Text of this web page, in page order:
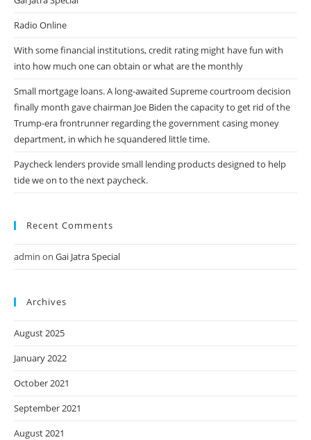
Radio Online
With some financial institutions, credit rating might have fun with
into how much one can obtain or what are the monthly
Small mortgage loans. A long-awaited Supreme courtroom decision
finally month gave chairman Joe Biden the capacity to get rid of the
Trump-era frontrunner regarding the government casing money
department, in which he squandered little time.
Paycheck lenders provide small lending products designed to help
tide we on to the next paycheck.
Recent Comments
admin on Gai Jatra Special
Archives
August 2025
January 2022
October 2021
September 2021
August 2021